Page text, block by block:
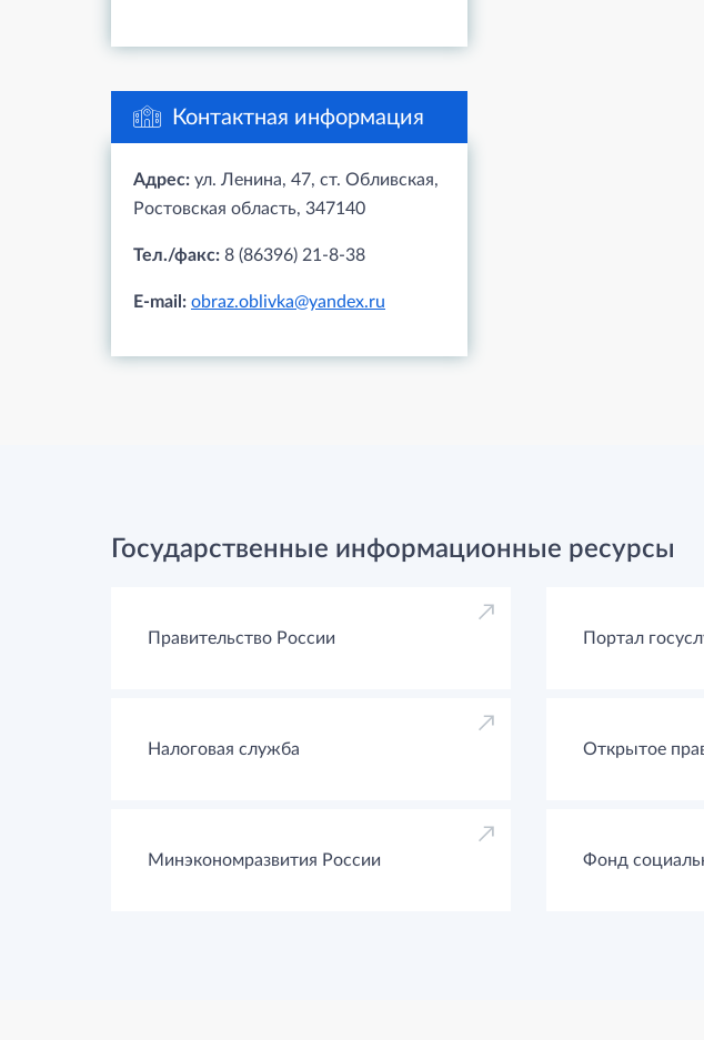
Контактная информация
Адрес: ул. Ленина, 47, ст. Обливская,
Ростовская область, 347140
Тел./факс: 8 (86396) 21-8-38
E-mail: obraz.oblivka@yandex.ru
Государственные информационные ресурсы
Правительство России Портал
Налоговая служба Открытое
Минэкономразвития России Фонд